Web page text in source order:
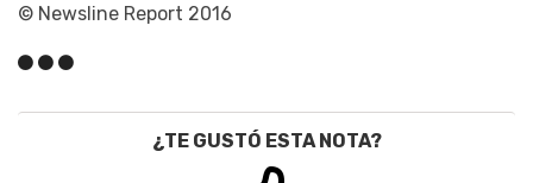
© Newsline Report 2016
¿TE GUSTÓ ESTA NOTA?